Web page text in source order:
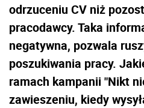
odrzuceniu CV niż
pracodawcy. Taka
negatywna, pozwala
poszukiwania pracy.
ramach kampanii "Nikt
zawieszeniu, kiedy